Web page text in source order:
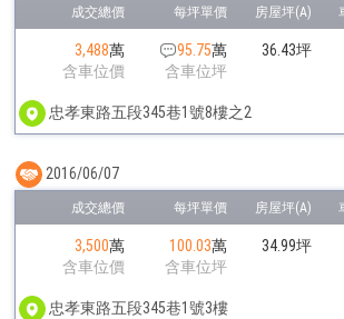
3,488萬
含車位價
95.75萬
含車位坪
36.43坪
忠孝東路五段345巷1號8樓之2
3,500萬
含車位價
100.03萬
含車位坪
34.99坪
忠孝東路五段345巷1號3樓
2016/06/07